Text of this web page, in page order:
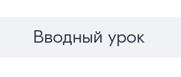
Вводный урок